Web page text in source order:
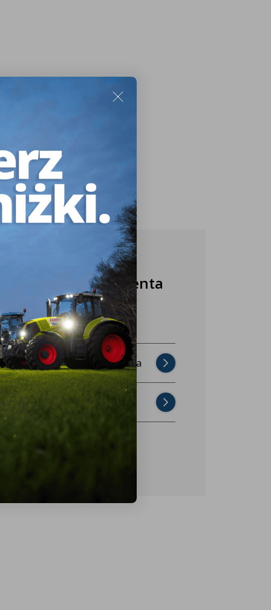
Nasza obsługa klienta
jest do Twojej
dyspozycji!
Najczęściej zadawane pytania
Skontaktuj się z nami